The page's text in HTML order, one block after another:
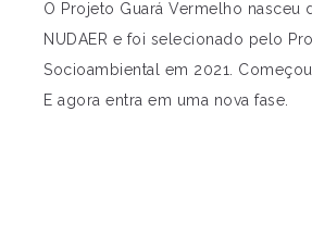
O Projeto Guará Vermelho nasceu
NUDAER e foi selecionado pelo
Socioambiental em 2021.
E agora entra em uma nova fase.